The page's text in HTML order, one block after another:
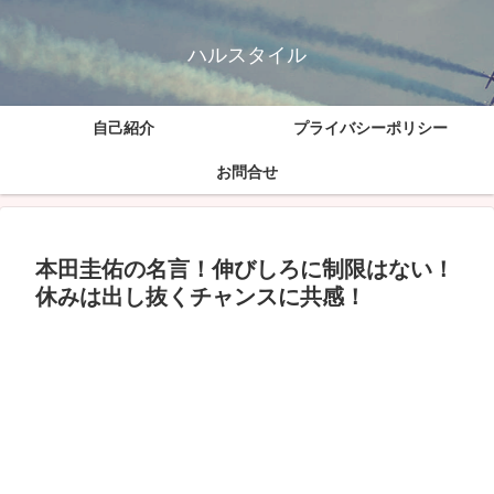
ハルスタイル
自己紹介 プライバシーポリシー
お問合せ
本田圭佑の名言！伸びしろに制限はない！
休みは出し抜くチャンスに共感！